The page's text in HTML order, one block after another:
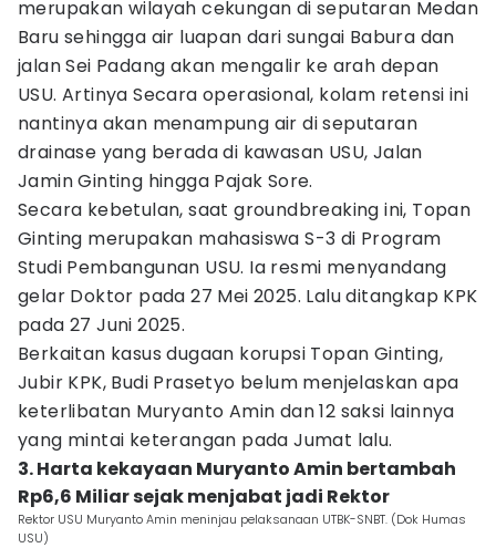
merupakan wilayah cekungan di seputaran Medan
Baru sehingga air luapan dari sungai Babura dan
jalan Sei Padang akan mengalir ke arah depan
USU. Artinya Secara operasional, kolam retensi ini
nantinya akan menampung air di seputaran
drainase yang berada di kawasan USU, Jalan
Jamin Ginting hingga Pajak Sore.
Secara kebetulan, saat groundbreaking ini, Topan
Ginting merupakan mahasiswa S-3 di Program
Studi Pembangunan USU. Ia resmi menyandang
gelar Doktor pada 27 Mei 2025. Lalu ditangkap KPK
pada 27 Juni 2025.
Berkaitan kasus dugaan korupsi Topan Ginting,
Jubir KPK, Budi Prasetyo belum menjelaskan apa
keterlibatan Muryanto Amin dan 12 saksi lainnya
yang mintai keterangan pada Jumat lalu.
3. Harta kekayaan Muryanto Amin bertambah
Rp6,6 Miliar sejak menjabat jadi Rektor
Rektor USU Muryanto Amin meninjau pelaksanaan UTBK-SNBT. (Dok Humas
USU)